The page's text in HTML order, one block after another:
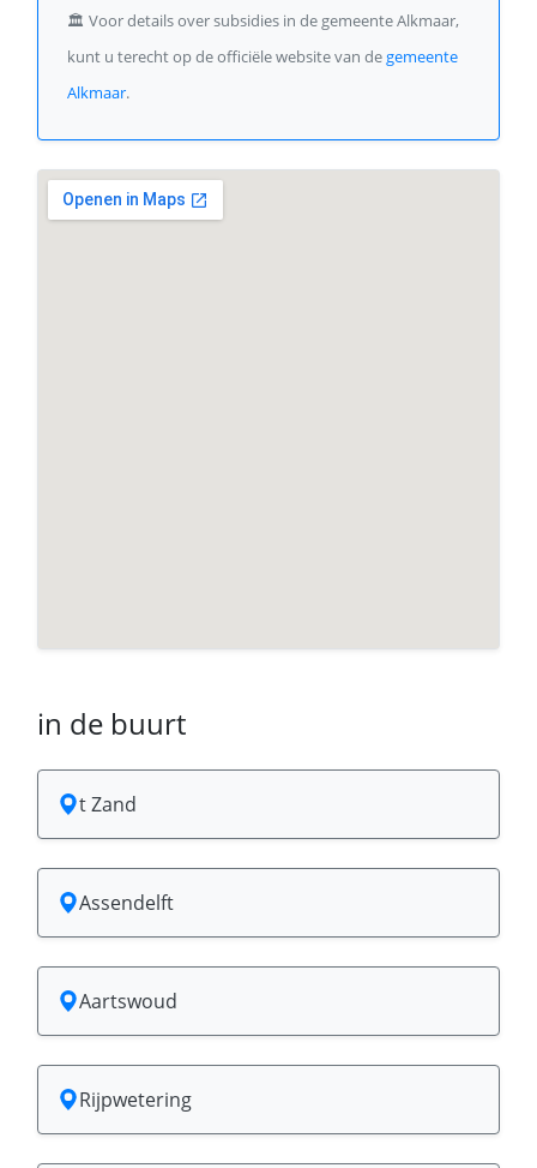
🏛️ Voor details over subsidies in de gemeente Alkmaar,
kunt u terecht op de officiële website van degemeente
Alkmaar.
in de buurt
t Zand
Assendelft
Aartswoud
Rijpwetering